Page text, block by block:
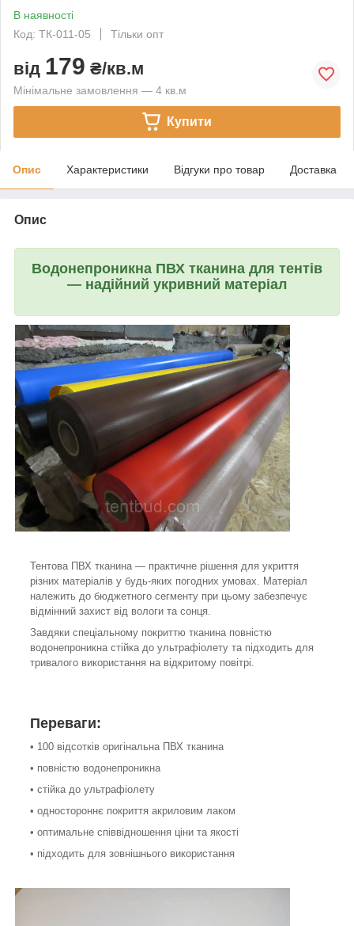
В наявності
Код: ТК-011-05
Тільки опт
від 179 ₴/кв.м
Мінімальне замовлення — 4 кв.м
Купити
Опис Характеристики Відгуки про товар Доставка
Опис
Водонепроникна ПВХ тканина для тентів
— надійний укривний матеріал
Тентова ПВХ тканина — практичне рішення для укриття
різних матеріалів у будь-яких погодних умовах. Матеріал
належить до бюджетного сегменту при цьому забезпечує
відмінний захист від вологи та сонця.
Завдяки спеціальному покриттю тканина повністю
водонепроникна стійка до ультрафіолету та підходить для
тривалого використання на відкритому повітрі.
Переваги:
• 100 відсотків оригінальна ПВХ тканина
• повністю водонепроникна
• стійка до ультрафіолету
• одностороннє покриття акриловим лаком
• оптимальне співвідношення ціни та якості
• підходить для зовнішнього використання